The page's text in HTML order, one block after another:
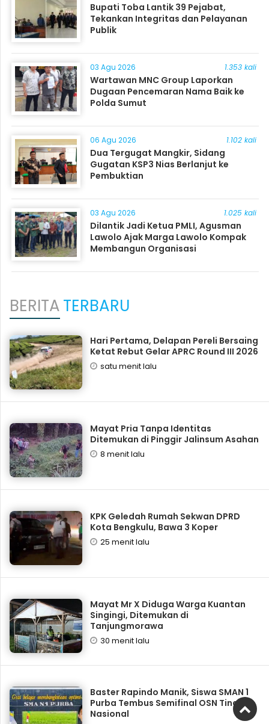
Bupati Toba Lantik 39 Pejabat,
Tekankan Integritas dan Pelayanan
Publik
03 Agu 2026 1.353 kali
Wartawan MNC Group Laporkan
Dugaan Pencemaran Nama Baik ke
Polda Sumut
06 Agu 2026 1.102 kali
Dua Tergugat Mangkir, Sidang
Gugatan KSP3 Nias Berlanjut ke
Pembuktian
03 Agu 2026 1.025 kali
Dilantik Jadi Ketua PMLI, Agusman
Lawolo Ajak Marga Lawolo Kompak
Membangun Organisasi
BERITATERBARU
Hari Pertama, Delapan Pereli Bersaing
Ketat Rebut Gelar APRC Round III 2026
satu menit lalu
Mayat Pria Tanpa Identitas
Ditemukan di Pinggir Jalinsum Asahan
8 menit lalu
KPK Geledah Rumah Sekwan DPRD
Kota Bengkulu, Bawa 3 Koper
25 menit lalu
Mayat Mr X Diduga Warga Kuantan
Singingi, Ditemukan di
Tanjungmorawa
30 menit lalu
Baster Rapindo Manik, Siswa SMAN 1
Purba Tembus Semifinal OSN Tingkat
Nasional